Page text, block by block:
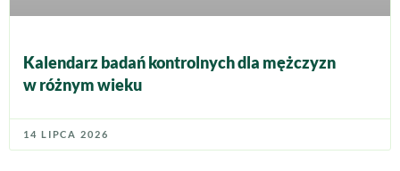
Kalendarz badań kontrolnych dla mężczyzn
w różnym wieku
14 LIPCA 2026